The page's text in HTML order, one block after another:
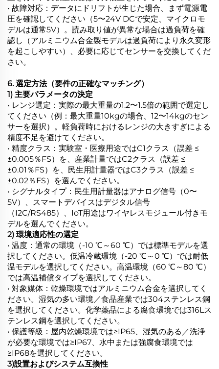
• 故障対応：データにドリフトが生じた場合、まず電源電
圧を確認してください（5〜24V DCで安定、マイクロモ
デルは通常5V）。読み取り値が異常な場合は過負荷を確
認し（アルミニウム合金製モデルは過負荷により永久変形
を起こしやすい）、必要に応じてセンサーを交換してくだ
さい。
6. 選定方法（要件の正確なマッチング）
1) 主要パラメータの決定
• レンジ選定：実際の最大重量の1.2〜1.5倍の範囲で選定し
てください（例：最大重量10kgの場合、12〜14kgのセン
サーを選択）。軽負荷時におけるレンジの大きすぎによる
精度不足を避けてください。
• 精度クラス：実験室・医療用途ではC1クラス（誤差 ≤
±0.005％FS）を、産業計量ではC2クラス（誤差 ≤
±0.01％FS）を、民生用計量器ではC3クラス（誤差 ≤
±0.02％FS）を選んでください。
• シグナルタイプ：民生用計量器はアナログ信号（0〜
5V）、スマートデバイスはデジタル信号
（I2C/RS485）、IoT用途はワイヤレスモジュール付きモ
デルを選んでください。
2) 環境適応性の選定
• 温度：通常の環境（-10 ℃～60 ℃）では標準モデルを選
択してください。低温冷蔵環境（-20 ℃～0 ℃）では耐低
温モデルを選択してください。高温環境（60 ℃～80 ℃）
では高温補償タイプを選択してください。
• 対象媒体：乾燥環境ではアルミニウム合金を選択してく
ださい。湿気の多い環境／食品産業では304ステンレス鋼
を選択してください。化学薬品による腐食環境では316Lス
テンレス鋼を選択してください。
• 保護等級：屋内乾燥環境では≥IP65、湿気のある／洗浄
が必要な環境では≥IP67、水中または強腐食環境では
≥IP68を選択してください。
3)設置およびシステム互換性